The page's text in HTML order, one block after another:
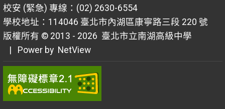
校安 (緊急) 專線：(02) 2630-6554
學校地址：114046 臺北市內湖區康寧路三段 220 號
版權所有 © 2013 - 2026 臺北市立南湖高級中學
| Power by NetView